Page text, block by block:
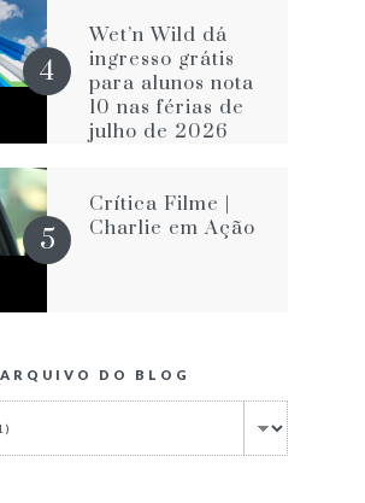
Wet’n Wild dá
ingresso grátis
para alunos nota
10 nas férias de
julho de 2026
Crítica Filme |
Charlie em Ação
ARQUIVO DO BLOG